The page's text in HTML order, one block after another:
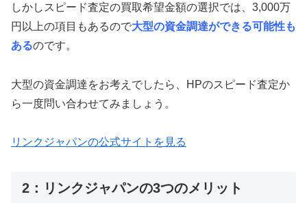
しかしスピード査定の買取希望金額の選択では、3,000万
円以上の項目もあるので大型の資金調達ができる可能性も
あるのです。
大型の資金調達をお考えでしたら、HPのスピード査定か
ら一度問い合わせてみましょう。
リンクジャパンの公式サイトを見る
2：リンクジャパンの3つのメリット